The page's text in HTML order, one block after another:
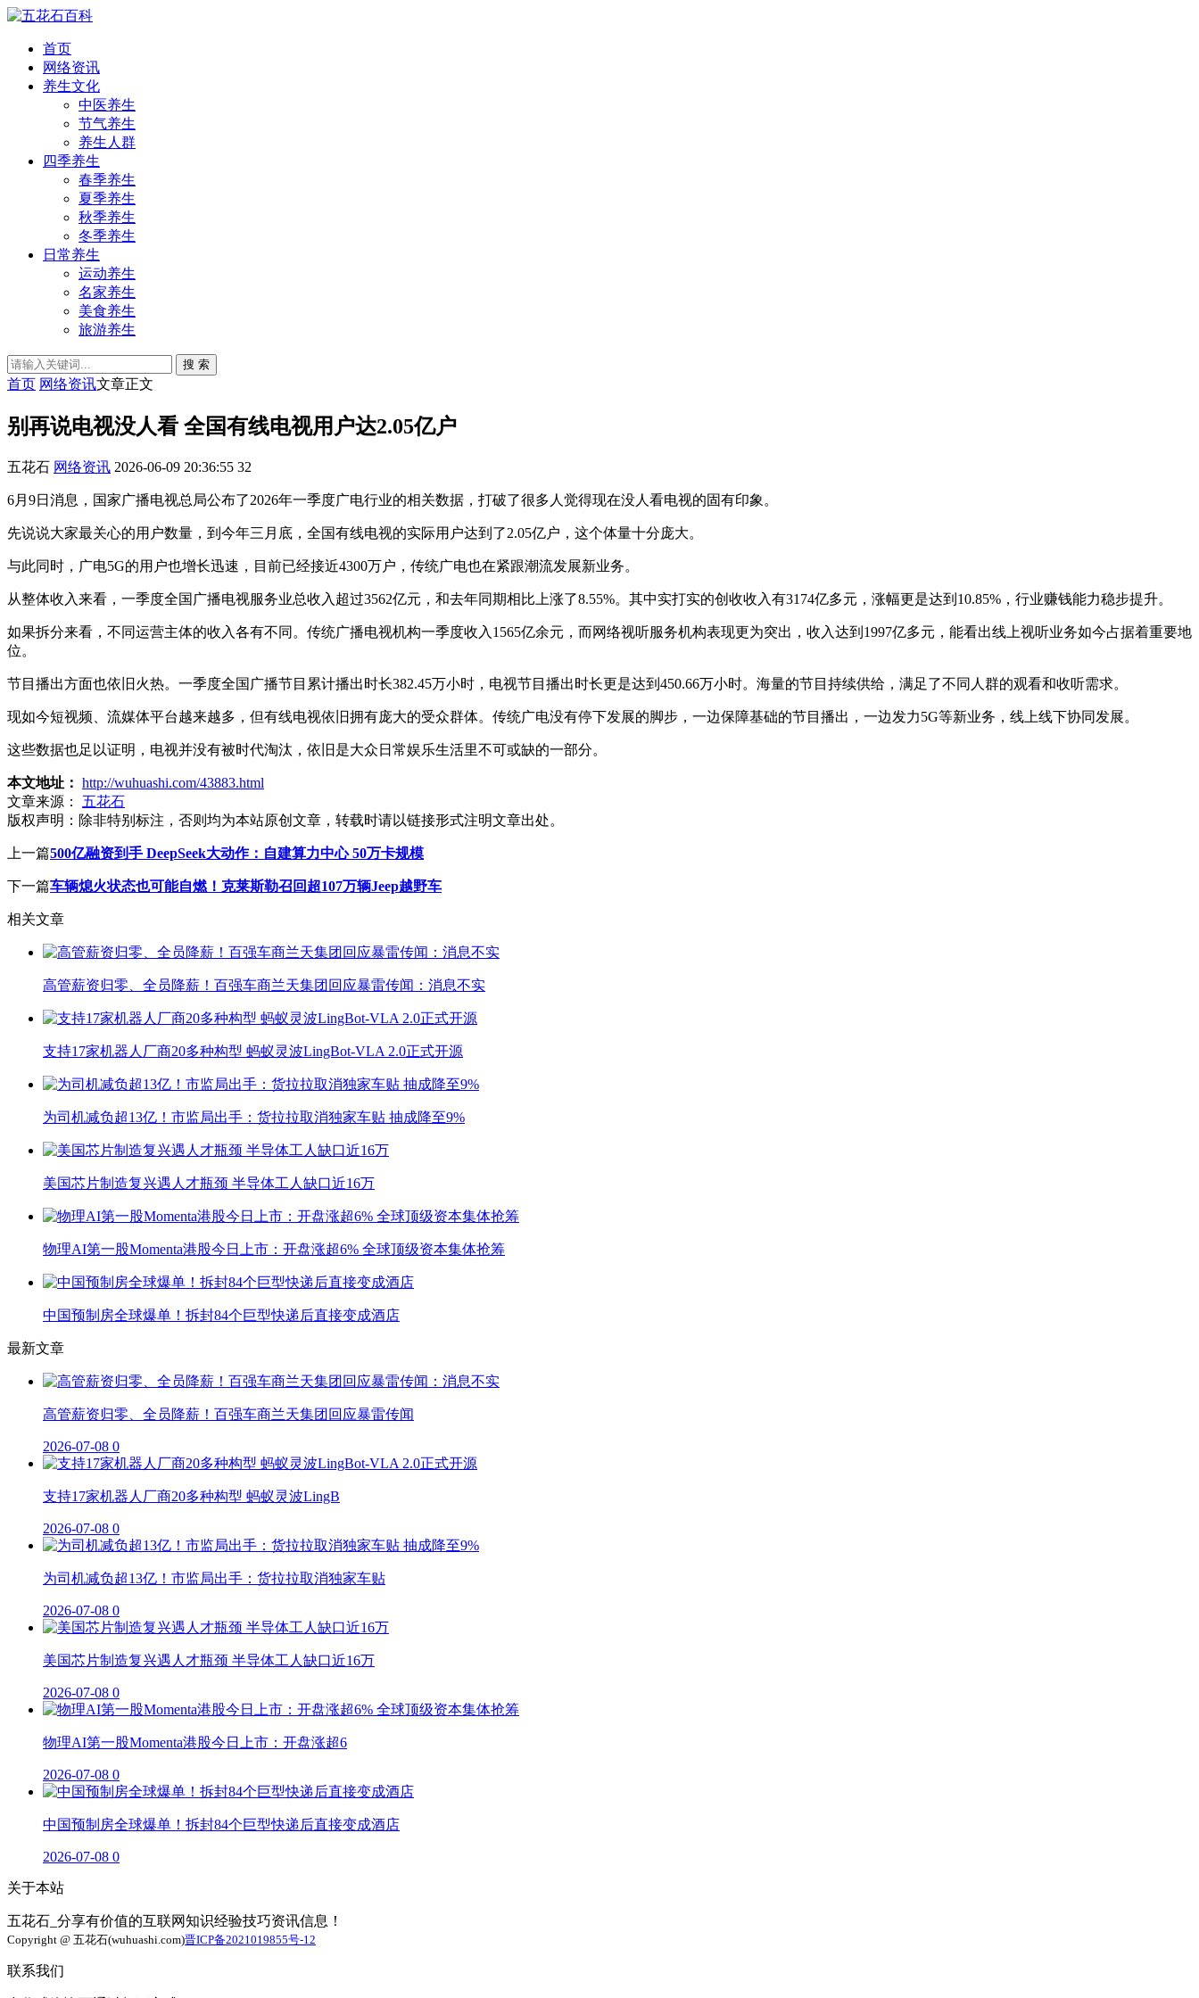
首页
网络资讯
养生文化
中医养生
节气养生
养生人群
四季养生
春季养生
夏季养生
秋季养生
冬季养生
日常养生
运动养生
名家养生
美食养生
旅游养生
搜 索
首页 网络资讯文章正文
别再说电视没人看 全国有线电视用户达2.05亿户
五花石 网络资讯 2026-06-09 20:36:55 32
6月9日消息，国家广播电视总局公布了2026年一季度广电行业的相关数据，打破了很多人觉得现在没人看电视的固有印象。
先说说大家最关心的用户数量，到今年三月底，全国有线电视的实际用户达到了2.05亿户，这个体量十分庞大。
与此同时，广电5G的用户也增长迅速，目前已经接近4300万户，传统广电也在紧跟潮流发展新业务。
从整体收入来看，一季度全国广播电视服务业总收入超过3562亿元，和去年同期相比上涨了8.55%。其中实打实的创收收入有3174亿多元，涨幅更是达到10.85%，行业赚钱能力稳步提升。
如果拆分来看，不同运营主体的收入各有不同。传统广播电视机构一季度收入1565亿余元，而网络视听服务机构表现更为突出，收入达到1997亿多元，能看出线上视听业务如今占据着重要地
位。
节目播出方面也依旧火热。一季度全国广播节目累计播出时长382.45万小时，电视节目播出时长更是达到450.66万小时。海量的节目持续供给，满足了不同人群的观看和收听需求。
现如今短视频、流媒体平台越来越多，但有线电视依旧拥有庞大的受众群体。传统广电没有停下发展的脚步，一边保障基础的节目播出，一边发力5G等新业务，线上线下协同发展。
这些数据也足以证明，电视并没有被时代淘汰，依旧是大众日常娱乐生活里不可或缺的一部分。
本文地址： http://wuhuashi.com/43883.html
文章来源：
五花石
版权声明： 除非特别标注，否则均为本站原创文章，转载时请以链接形式注明文章出处。
上一篇500亿融资到手 DeepSeek大动作：自建算力中心 50万卡规模
下一篇车辆熄火状态也可能自燃！克莱斯勒召回超107万辆Jeep越野车
相关文章
高管薪资归零、全员降薪！百强车商兰天集团回应暴雷传闻：消息不实
支持17家机器人厂商20多种构型 蚂蚁灵波LingBot-VLA 2.0正式开源
为司机减负超13亿！市监局出手：货拉拉取消独家车贴 抽成降至9%
美国芯片制造复兴遇人才瓶颈 半导体工人缺口近16万
物理AI第一股Momenta港股今日上市：开盘涨超6% 全球顶级资本集体抢筹
中国预制房全球爆单！拆封84个巨型快递后直接变成酒店
最新文章
高管薪资归零、全员降薪！百强车商兰天集团回应暴雷传闻
2026-07-08 0
支持17家机器人厂商20多种构型 蚂蚁灵波LingB
2026-07-08 0
为司机减负超13亿！市监局出手：货拉拉取消独家车贴
2026-07-08 0
美国芯片制造复兴遇人才瓶颈 半导体工人缺口近16万
2026-07-08 0
物理AI第一股Momenta港股今日上市：开盘涨超6
2026-07-08 0
中国预制房全球爆单！拆封84个巨型快递后直接变成酒店
2026-07-08 0
关于本站
五花石_分享有价值的互联网知识经验技巧资讯信息！
Copyright @ 五花石(wuhuashi.com)晋ICP备2021019855号-12
联系我们